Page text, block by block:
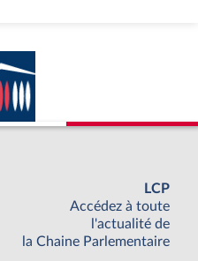
LCP
Accédez à toute
l'actualité de
la Chaine Parlementaire